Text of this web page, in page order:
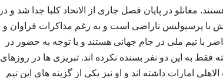
مغانلو در پایان فصل جاری از الاتحاد کلبا جدا شد و در
با پرسپولیس ناراضی است و به رغم مذاکرات فراوان و
با تیم ملی در جام جهانی هستند و با توجه به حضور در
فقط به این دو نفر بسنده نکرده اند. تبریزی ها در روزهای
امارات داشته اند و او نیز یکی از گزینه های این تیم